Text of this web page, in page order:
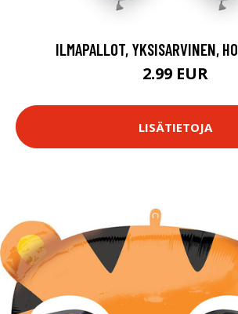
ILMAPALLOT, YKSISARVINEN,
2.99 EUR
LISÄTIETOJA